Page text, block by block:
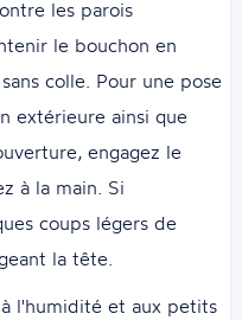
les parois
le bouchon en
colle. Pour une pose
extérieure ainsi que
engagez le
à la main. Si
coups légers de
la tête.
l'humidité et aux petits